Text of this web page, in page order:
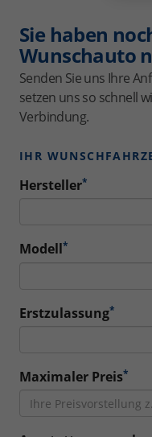
Sie haben
Wunschauto
Senden Sie uns Ihre
setzen uns so schnell
Verbindung.
IHR
Hersteller*
Modell*
Erstzulassung*
Maximaler Preis*